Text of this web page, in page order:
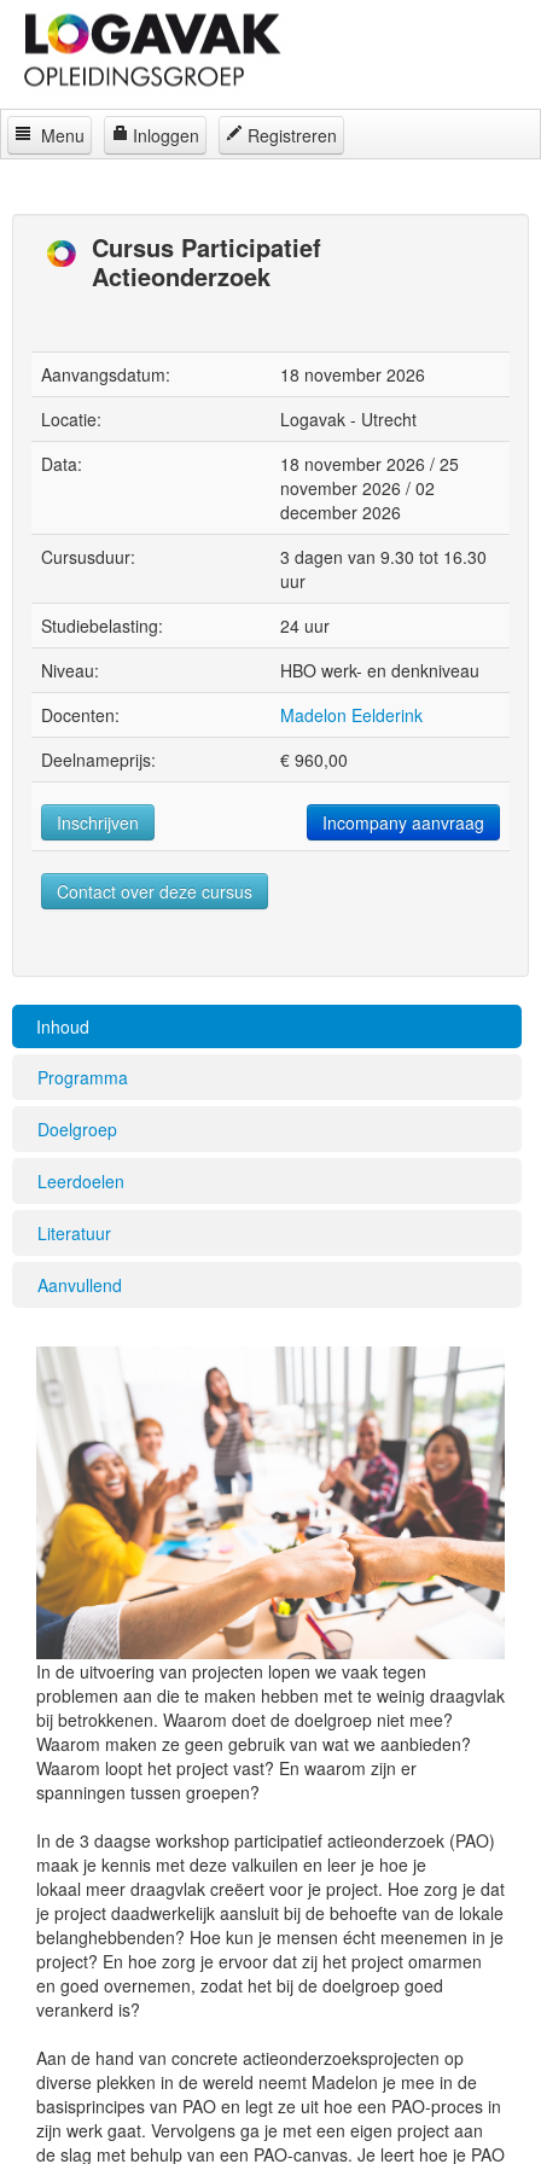
Menu Inloggen
Registreren
Curatorium
Locaties
Contact
Over
Cursus Participatief
Actieonderzoek
Aanvangsdatum:
18 november 2026
Locatie:
Logavak - Utrecht
Data:
18 november 2026 / 25
november 2026 / 02
december 2026
Cursusduur:
3 dagen van 9.30 tot 16.30
uur
Studiebelasting:
24 uur
Niveau:
HBO werk- en denkniveau
Docenten:
Madelon Eelderink
Deelnameprijs:
€ 960,00
Inschrijven Incompany aanvraag
Contact over deze cursus
Inhoud
Programma
Doelgroep
Leerdoelen
Literatuur
Aanvullend
In de uitvoering van projecten lopen we vaak tegen
problemen aan die te maken hebben met te weinig draagvlak
bij betrokkenen. Waarom doet de doelgroep niet mee?
Waarom maken ze geen gebruik van wat we aanbieden?
Waarom loopt het project vast? En waarom zijn er
spanningen tussen groepen?
In de 3 daagse workshop participatief actieonderzoek (PAO)
maak je kennis met deze valkuilen en leer je hoe je
lokaal meer draagvlak creëert voor je project. Hoe zorg je dat
je project daadwerkelijk aansluit bij de behoefte van de lokale
belanghebbenden? Hoe kun je mensen écht meenemen in je
project? En hoe zorg je ervoor dat zij het project omarmen
en goed overnemen, zodat het bij de doelgroep goed
verankerd is?
Aan de hand van concrete actieonderzoeksprojecten op
diverse plekken in de wereld neemt Madelon je mee in de
basisprincipes van PAO en legt ze uit hoe een PAO-proces in
zijn werk gaat. Vervolgens ga je met een eigen project aan
de slag met behulp van een PAO-canvas. Je leert hoe je PAO